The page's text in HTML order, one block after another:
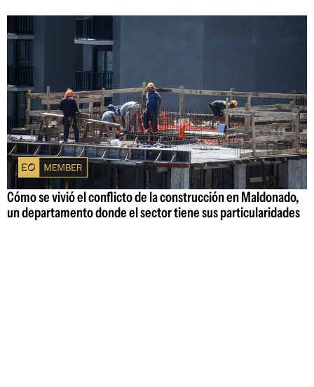
Cómo se vivió el conflicto de la construcción en Maldonado,
un departamento donde el sector tiene sus particularidades